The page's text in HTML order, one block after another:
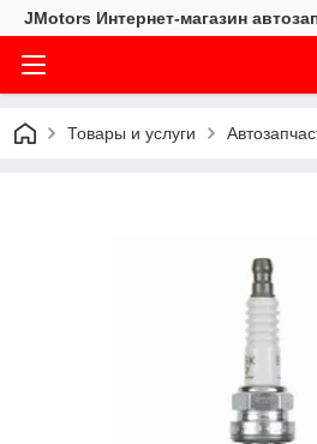
JMotors Интернет-магазин
Товары и услуги